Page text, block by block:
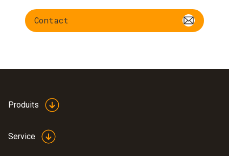
Contact
Produits
Service